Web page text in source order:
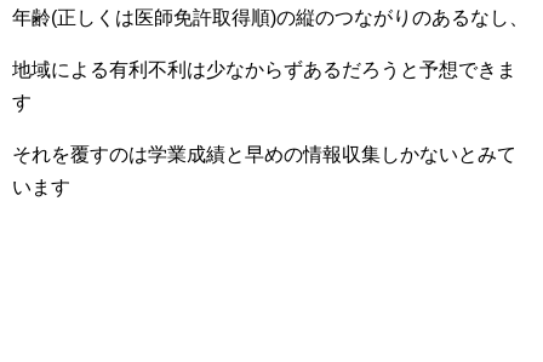
年齢(正しくは医師免許取得順)の縦のつながりのあるなし、
地域による有利不利は少なからずあるだろうと予想できま
す
それを覆すのは学業成績と早めの情報収集しかないとみて
います